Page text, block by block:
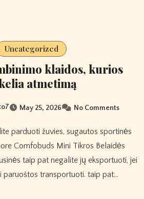
Uncategorized
klaidos, kurios
atmetimą
May 25, 2026 No Comments
Comfobuds Mini Tikros Belaidės
taip pat negalite jų eksportuoti, jei
paruoštos transportuoti. taip pat…